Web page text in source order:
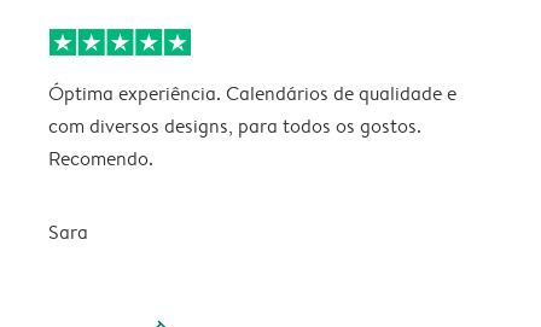
Óptima experiência. Calendários de qualidade e
com diversos designs, para todos os gostos.
Recomendo.
Sara